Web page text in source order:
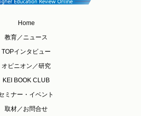
Home
教育／ニュース
TOPインタビュー
オピニオン／研究
KEI BOOK CLUB
ミナー・イベント
取材／お問合せ